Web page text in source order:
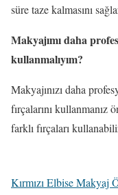
süre taze kalmasını
Makyajımı daha
kullanmalıyım?
Makyajınızı daha
fırçalarını kullanmanız
farklı fırçaları
Kırmızı Elbise Makyaj